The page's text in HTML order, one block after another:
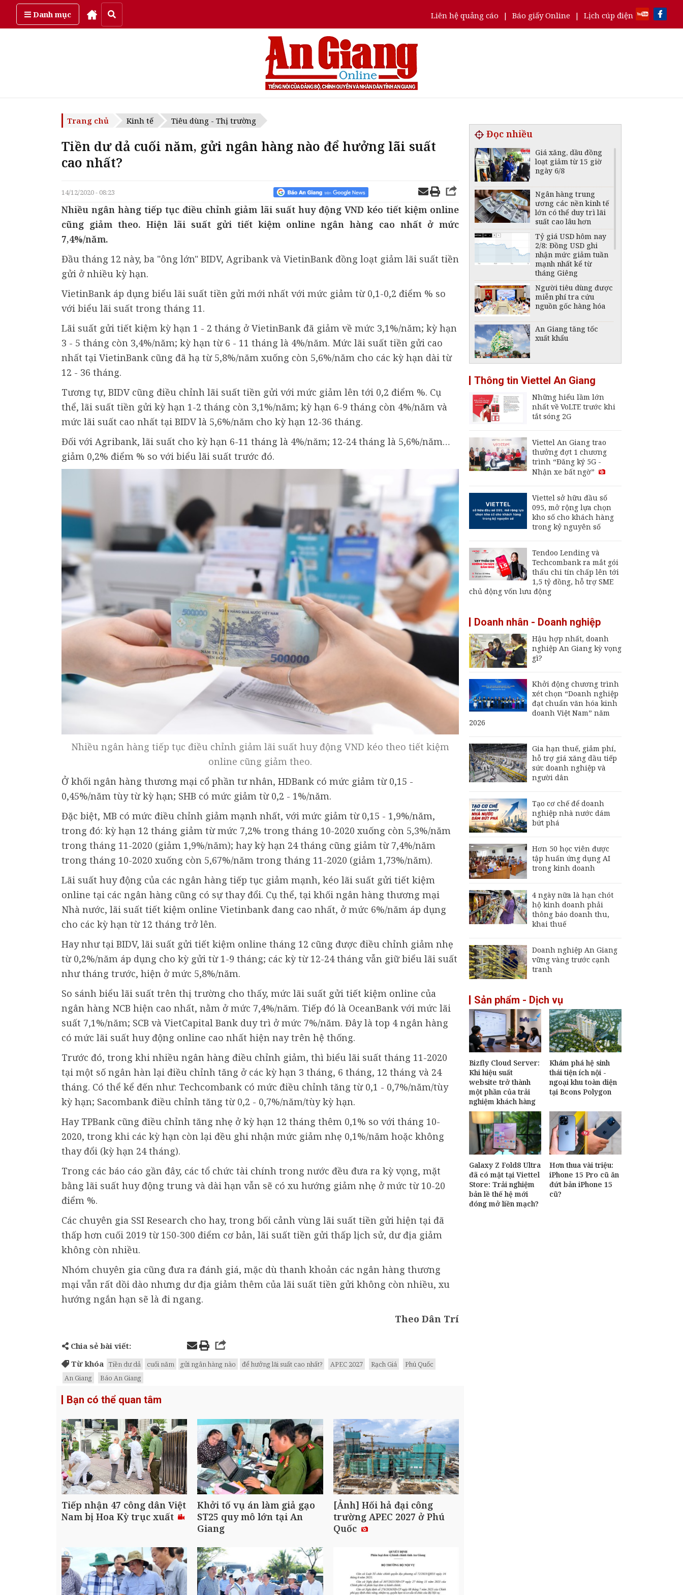
Danh mục Liên hệ quảng cáo | Báo giấy Online | Lịch cúp điện
Thứ sáu, ngày 7/08/2026
Trang chủ Kinh tế Tiêu dùng - Thị trường
Tiền dư dả cuối năm, gửi ngân hàng nào để hưởng lãi suất
cao nhất?
14/12/2020 - 08:23
Nhiều ngân hàng tiếp tục điều chỉnh giảm lãi suất huy động VND kéo tiết kiệm online
cũng giảm theo. Hiện lãi suất gửi tiết kiệm online ngân hàng cao nhất ở mức
7,4%/năm.
Đầu tháng 12 này, ba "ông lớn" BIDV, Agribank và VietinBank đồng loạt giảm lãi suất tiền
gửi ở nhiều kỳ hạn.
VietinBank áp dụng biểu lãi suất tiền gửi mới nhất với mức giảm từ 0,1-0,2 điểm % so
với biểu lãi suất trong tháng 11.
Lãi suất gửi tiết kiệm kỳ hạn 1 - 2 tháng ở VietinBank đã giảm về mức 3,1%/năm; kỳ hạn
3 - 5 tháng còn 3,4%/năm; kỳ hạn từ 6 - 11 tháng là 4%/năm. Mức lãi suất tiền gửi cao
nhất tại VietinBank cũng đã hạ từ 5,8%/năm xuống còn 5,6%/năm cho các kỳ hạn dài từ
12 - 36 tháng.
Tương tự, BIDV cũng điều chỉnh lãi suất tiền gửi với mức giảm lên tới 0,2 điểm %. Cụ
thể, lãi suất tiền gửi kỳ hạn 1-2 tháng còn 3,1%/năm; kỳ hạn 6-9 tháng còn 4%/năm và
mức lãi suất cao nhất tại BIDV là 5,6%/năm cho kỳ hạn 12-36 tháng.
Đối với Agribank, lãi suất cho kỳ hạn 6-11 tháng là 4%/năm; 12-24 tháng là 5,6%/năm…
giảm 0,2% điểm % so với biểu lãi suất trước đó.
Nhiều ngân hàng tiếp tục điều chỉnh giảm lãi suất huy động VND kéo theo tiết kiệm
online cũng giảm theo.
Ở khối ngân hàng thương mại cổ phần tư nhân, HDBank có mức giảm từ 0,15 -
0,45%/năm tùy từ kỳ hạn; SHB có mức giảm từ 0,2 - 1%/năm.
Đặc biệt, MB có mức điều chỉnh giảm mạnh nhất, với mức giảm từ 0,15 - 1,9%/năm,
trong đó: kỳ hạn 12 tháng giảm từ mức 7,2% trong tháng 10-2020 xuống còn 5,3%/năm
trong tháng 11-2020 (giảm 1,9%/năm); hay kỳ hạn 24 tháng cũng giảm từ 7,4%/năm
trong tháng 10-2020 xuống còn 5,67%/năm trong tháng 11-2020 (giảm 1,73%/năm).
Lãi suất huy động của các ngân hàng tiếp tục giảm mạnh, kéo lãi suất gửi tiết kiệm
online tại các ngân hàng cũng có sự thay đổi. Cụ thể, tại khối ngân hàng thương mại
Nhà nước, lãi suất tiết kiệm online Vietinbank đang cao nhất, ở mức 6%/năm áp dụng
cho các kỳ hạn từ 12 tháng trở lên.
Hay như tại BIDV, lãi suất gửi tiết kiệm online tháng 12 cũng được điều chỉnh giảm nhẹ
từ 0,2%/năm áp dụng cho kỳ gửi từ 1-9 tháng; các kỳ từ 12-24 tháng vẫn giữ biểu lãi suất
như tháng trước, hiện ở mức 5,8%/năm.
So sánh biểu lãi suất trên thị trường cho thấy, mức lãi suất gửi tiết kiệm online của
ngân hàng NCB hiện cao nhất, nằm ở mức 7,4%/năm. Tiếp đó là OceanBank với mức lãi
suất 7,1%/năm; SCB và VietCapital Bank duy trì ở mức 7%/năm. Đây là top 4 ngân hàng
có mức lãi suất huy động online cao nhất hiện nay trên hệ thống.
Trước đó, trong khi nhiều ngân hàng điều chỉnh giảm, thì biểu lãi suất tháng 11-2020
tại một số ngân hàn lại điều chỉnh tăng ở các kỳ hạn 3 tháng, 6 tháng, 12 tháng và 24
tháng. Có thể kể đến như: Techcombank có mức điều chỉnh tăng từ 0,1 - 0,7%/năm/tùy
kỳ hạn; Sacombank điều chỉnh tăng từ 0,2 - 0,7%/năm/tùy kỳ hạn.
Hay TPBank cũng điều chỉnh tăng nhẹ ở kỳ hạn 12 tháng thêm 0,1% so với tháng 10-
2020, trong khi các kỳ hạn còn lại đều ghi nhận mức giảm nhẹ 0,1%/năm hoặc không
thay đổi (kỳ hạn 24 tháng).
Trong các báo cáo gần đây, các tổ chức tài chính trong nước đều đưa ra kỳ vọng, mặt
bằng lãi suất huy động trung và dài hạn vẫn sẽ có xu hướng giảm nhẹ ở mức từ 10-20
điểm %.
Các chuyên gia SSI Research cho hay, trong bối cảnh vùng lãi suất tiền gửi hiện tại đã
thấp hơn cuối 2019 từ 150-300 điểm cơ bản, lãi suất tiền gửi thấp lịch sử, dư địa giảm
không còn nhiều.
Nhóm chuyên gia cũng đưa ra đánh giá, mặc dù thanh khoản các ngân hàng thương
mại vẫn rất dồi dào nhưng dư địa giảm thêm của lãi suất tiền gửi không còn nhiều, xu
hướng ngắn hạn sẽ là đi ngang.
Theo Dân Trí
Chia sẻ bài viết:
Từ khóa
Tiền dư dả cuối năm gửi ngân hàng nào để hưởng lãi suất cao nhất? APEC 2027 Rạch Giá
Phú Quốc
An Giang
Báo An Giang
Bạn có thể quan tâm
Tiếp nhận 47 công dân Việt
Nam bị Hoa Kỳ trục xuất
Khởi tố vụ án làm giả gạo
ST25 quy mô lớn tại An
Giang
[Ảnh] Hối hả đại công
trường APEC 2027 ở Phú
Quốc
Đọc nhiều
Giá xăng, dầu đồng
loạt giảm từ 15 giờ
ngày 6/8
Ngân hàng trung
ương các nền kinh tế
lớn có thể duy trì lãi
suất cao lâu hơn
Tỷ giá USD hôm nay
2/8: Đồng USD ghi
nhận mức giảm tuần
mạnh nhất kể từ
tháng Giêng
Người tiêu dùng được
miễn phí tra cứu
nguồn gốc hàng hóa
An Giang tăng tốc
xuất khẩu
đóng tàu, phát triển
công nghiệp hàng hải
quốc gia
Giá vàng hôm nay,
6/8: Tăng mạnh
Giá xăng, dầu hôm
nay 2/8: Giá dầu thế
giới trong tuần liên
Thu hút FDI chất
lượng cao: Đòn bẩy
cho mục tiêu tăng
trưởng hai con số
Quay đầu giảm
Thông tin Viettel An Giang
Những hiểu lầm lớn
nhất về VoLTE trước khi
tắt sóng 2G
Viettel An Giang trao
thưởng đợt 1 chương
trình “Đăng ký 5G -
Nhận xe bất ngờ”
Viettel sở hữu đầu số
095, mở rộng lựa chọn
kho số cho khách hàng
trong kỷ nguyên số
Tendoo Lending và
Techcombank ra mắt gói
thấu chi tín chấp lên tới
1,5 tỷ đồng, hỗ trợ SME
chủ động vốn lưu động
Doanh nhân - Doanh nghiệp
Hậu hợp nhất, doanh
nghiệp An Giang kỳ vọng
gì?
Khởi động chương trình
xét chọn “Doanh nghiệp
đạt chuẩn văn hóa kinh
doanh Việt Nam” năm
2026
Gia hạn thuế, giảm phí,
hỗ trợ giá xăng dầu tiếp
sức doanh nghiệp và
người dân
Tạo cơ chế để doanh
nghiệp nhà nước dám
bứt phá
Hơn 50 học viên được
tập huấn ứng dụng AI
trong kinh doanh
4 ngày nữa là hạn chót
hộ kinh doanh phải
thông báo doanh thu,
khai thuế
Doanh nghiệp An Giang
vững vàng trước cạnh
tranh
Sản phẩm - Dịch vụ
Bizfly Cloud Server:
Khi hiệu suất
website trở thành
một phần của trải
nghiệm khách hàng
Khám phá hệ sinh
thái tiện ích nội -
ngoại khu toàn diện
tại Bcons Polygon
Galaxy Z Fold8 Ultra
đã có mặt tại Viettel
Store: Trải nghiệm
bản lề thế hệ mới
đóng mở liền mạch?
Hơn thua vài triệu:
iPhone 15 Pro cũ ăn
đứt bản iPhone 15
cũ?